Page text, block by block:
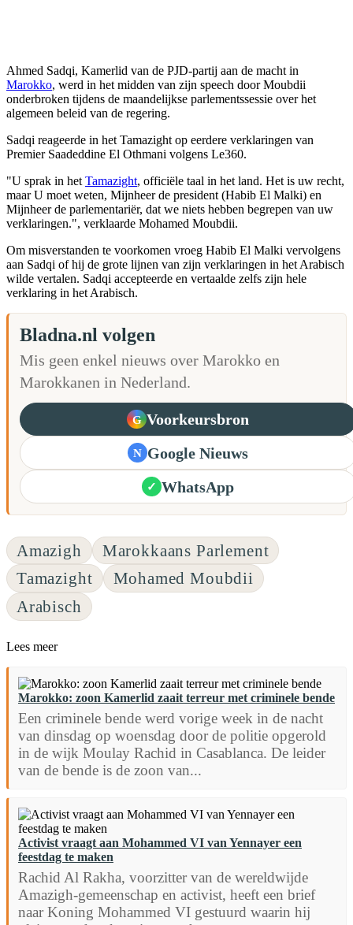
Ahmed Sadqi, Kamerlid van de PJD-partij aan de macht in
Marokko, werd in het midden van zijn speech door Moubdii
onderbroken tijdens de maandelijkse parlementssessie over het
algemeen beleid van de regering.
Sadqi reageerde in het Tamazight op eerdere verklaringen van
Premier Saadeddine El Othmani volgens Le360.
"U sprak in het Tamazight, officiële taal in het land. Het is uw recht,
maar U moet weten, Mijnheer de president (Habib El Malki) en
Mijnheer de parlementariër, dat we niets hebben begrepen van uw
verklaringen.", verklaarde Mohamed Moubdii.
Om misverstanden te voorkomen vroeg Habib El Malki vervolgens
aan Sadqi of hij de grote lijnen van zijn verklaringen in het Arabisch
wilde vertalen. Sadqi accepteerde en vertaalde zelfs zijn hele
verklaring in het Arabisch.
Bladna.nl volgen
Mis geen enkel nieuws over Marokko en
Marokkanen in Nederland.
G Voorkeursbron
N Google Nieuws
✓ WhatsApp
Amazigh
Marokkaans Parlement
Tamazight
Mohamed Moubdii
Arabisch
Lees meer
Marokko: zoon Kamerlid zaait terreur met criminele bende
Een criminele bende werd vorige week in de nacht
van dinsdag op woensdag door de politie opgerold
in de wijk Moulay Rachid in Casablanca. De leider
van de bende is de zoon van...
Activist vraagt aan Mohammed VI van Yennayer een
feestdag te maken
Rachid Al Rakha, voorzitter van de wereldwijde
Amazigh-gemeenschap en activist, heeft een brief
naar Koning Mohammed VI gestuurd waarin hij